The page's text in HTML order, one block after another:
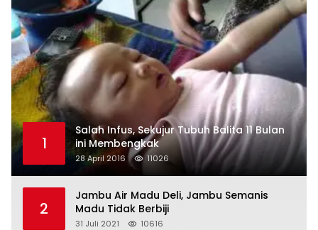
1
Salah Infus, Sekujur Tubuh Balita 11 Bulan
ini Membengkak
28 April 2016 11026
2
Jambu Air Madu Deli, Jambu Semanis
Madu Tidak Berbiji
31 Juli 2021 10616